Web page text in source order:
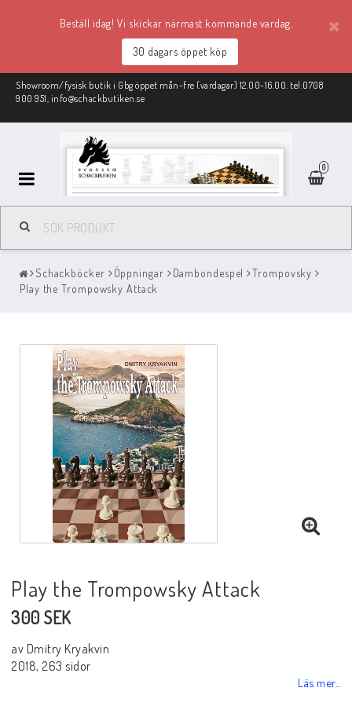
Beställ idag! Vi skickar närmast kommande vardag.
30 dagars öppet köp
Showroom/fysisk butik i Gbg öppet mån-fre (vardagar) 12.00-16.00. tel:0708
900 951, info@schackbutiken.se
0
Schackmaterial
REA
Schackböcker
Black Week 2025
Lektioner/undervisning
Schackdatorer
Schackspelsprogram
Schackfilmer
Schackböcker Öppningar Dambondespel
Trompovsky
Play the Trompowsky Attack
Play the Trompowsky Attack
300 SEK
av Dmitry Kryakvin
2018, 263 sidor
Läs mer...